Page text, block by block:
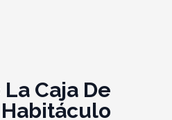
Caja De